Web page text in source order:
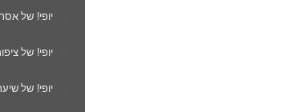
יופי! של
יופי! של
יופי! של